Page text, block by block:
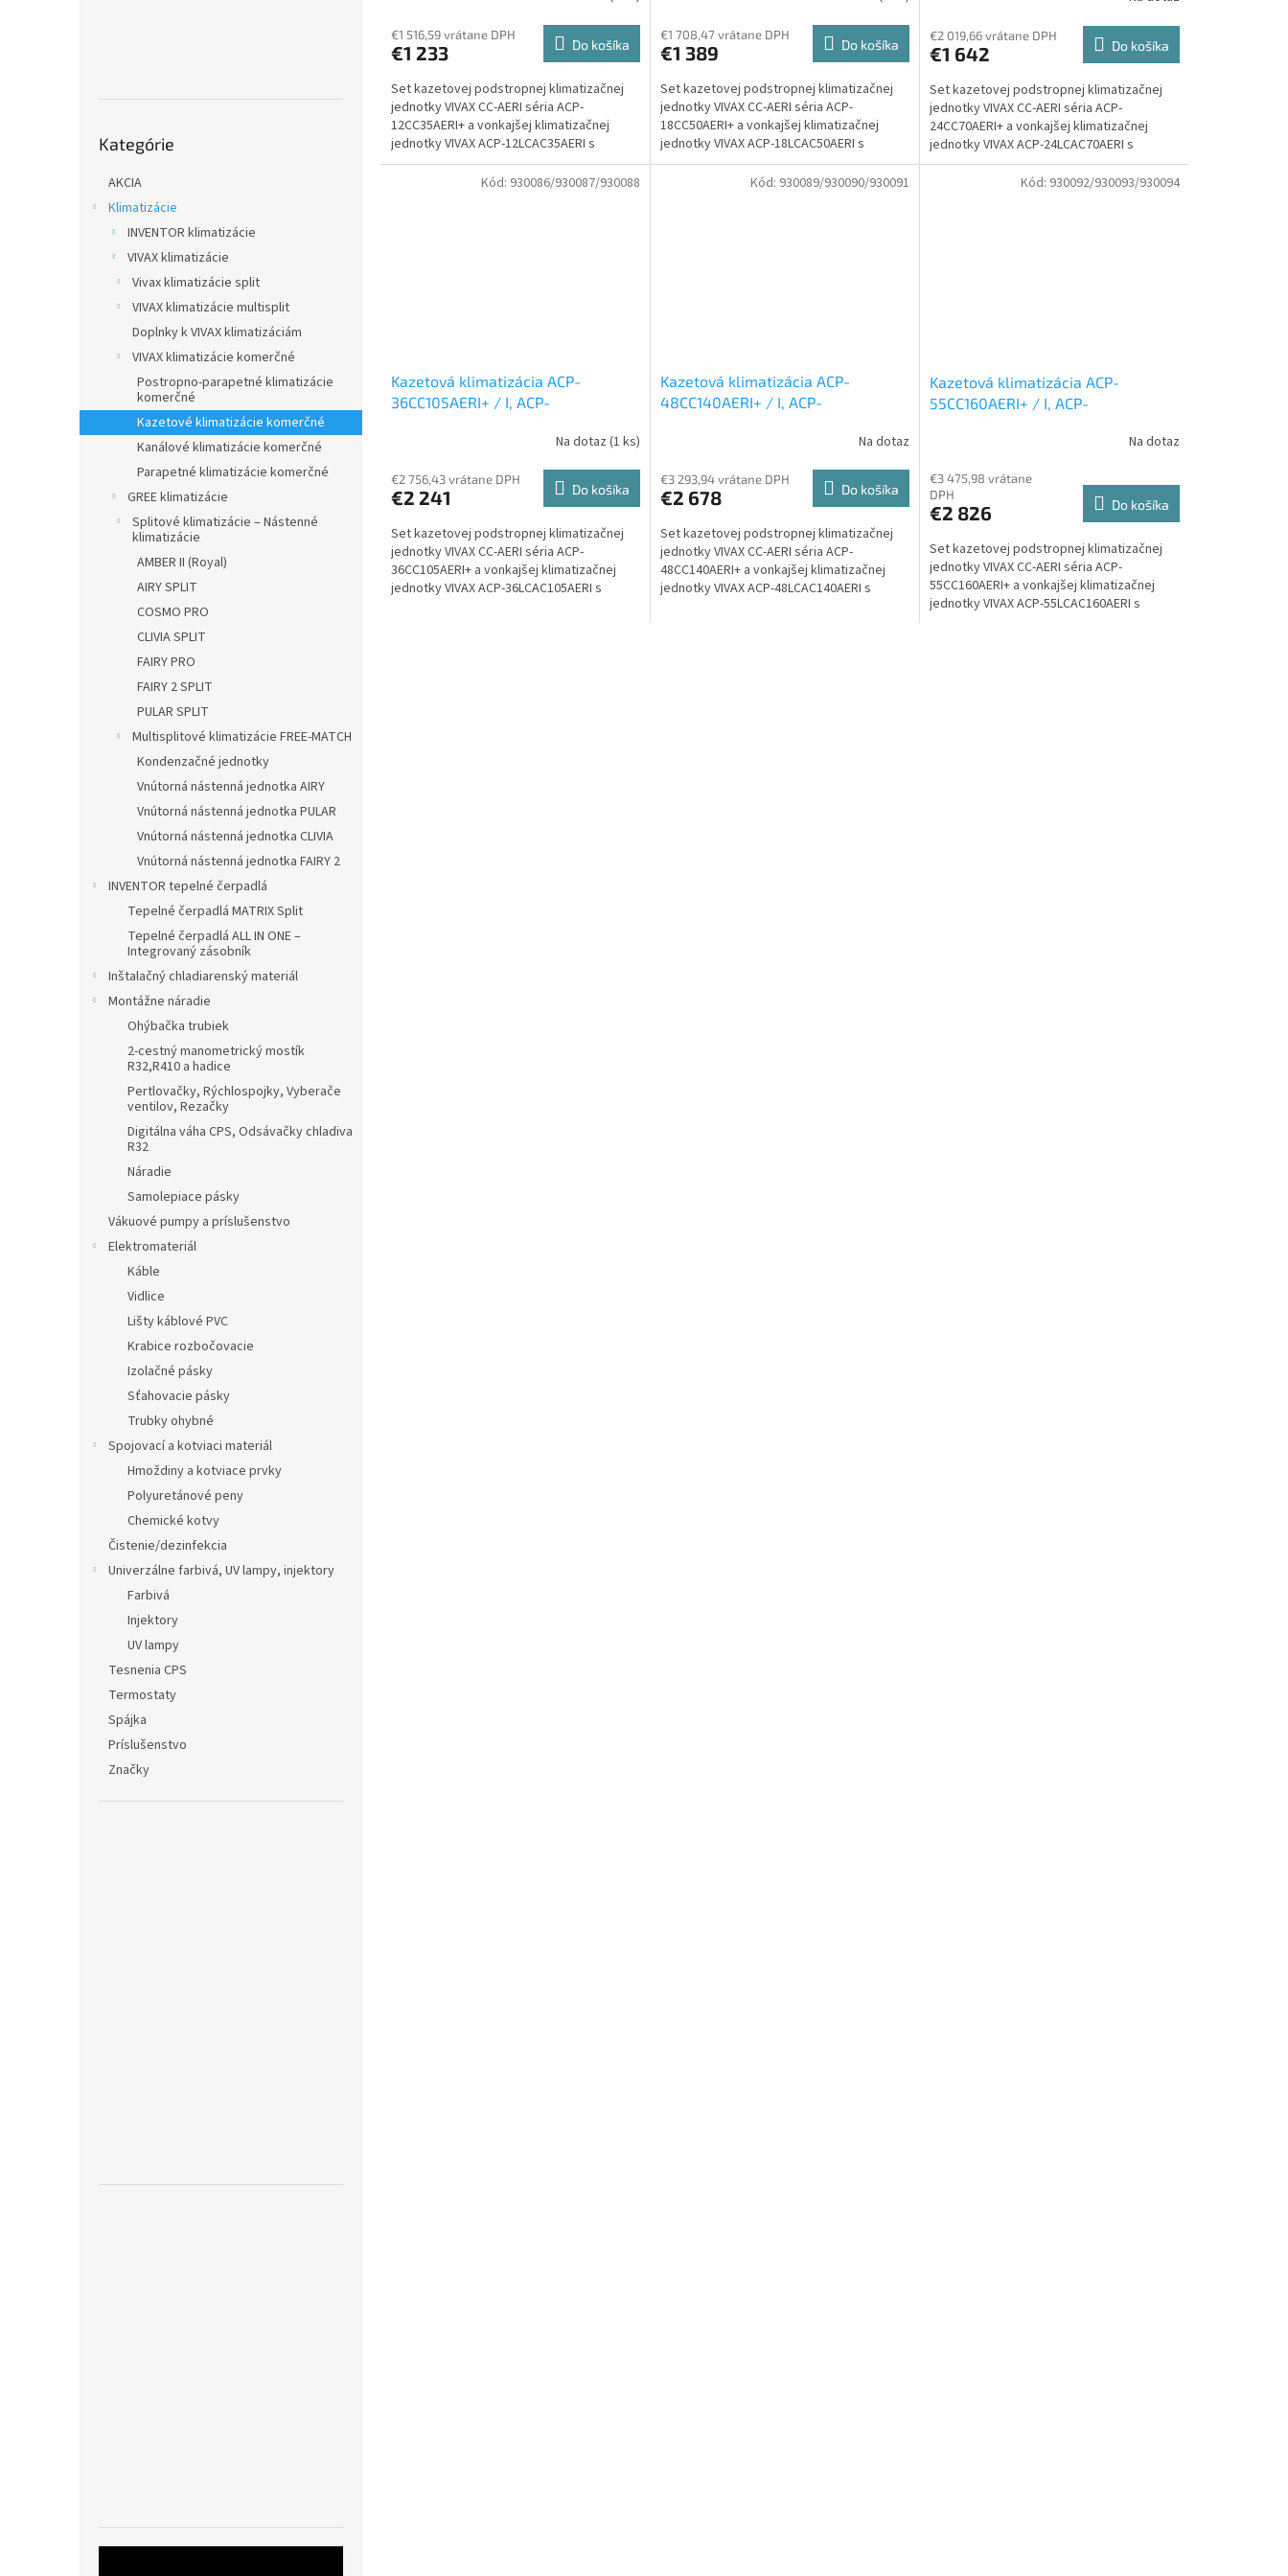
kategórie
Kategórie
AKCIA
Klimatizácie
INVENTOR klimatizácie
VIVAX klimatizácie
Vivax klimatizácie split
VIVAX klimatizácie multisplit
Doplnky k VIVAX klimatizáciám
VIVAX klimatizácie komerčné
Postropno-parapetné klimatizácie
komerčné
Kazetové klimatizácie komerčné
Kanálové klimatizácie komerčné
Parapetné klimatizácie komerčné
GREE klimatizácie
Splitové klimatizácie – Nástenné
klimatizácie
AMBER II (Royal)
AIRY SPLIT
COSMO PRO
CLIVIA SPLIT
FAIRY PRO
FAIRY 2 SPLIT
PULAR SPLIT
Multisplitové klimatizácie FREE-MATCH
Kondenzačné jednotky
Vnútorná nástenná jednotka AIRY
Vnútorná nástenná jednotka PULAR
Vnútorná nástenná jednotka CLIVIA
Vnútorná nástenná jednotka FAIRY 2
INVENTOR tepelné čerpadlá
Tepelné čerpadlá MATRIX Split
Tepelné čerpadlá ALL IN ONE –
Integrovaný zásobník
Inštalačný chladiarenský materiál
Montážne náradie
Ohýbačka trubiek
2-cestný manometrický mostík
R32,R410 a hadice
Pertlovačky, Rýchlospojky, Vyberače
ventilov, Rezačky
Digitálna váha CPS, Odsávačky chladiva
R32
Náradie
Samolepiace pásky
Vákuové pumpy a príslušenstvo
Elektromateriál
Káble
Vidlice
Lišty káblové PVC
Krabice rozbočovacie
Izolačné pásky
Sťahovacie pásky
Trubky ohybné
Spojovací a kotviaci materiál
Hmoždiny a kotviace prvky
Polyuretánové peny
Chemické kotvy
Čistenie/dezinfekcia
Univerzálne farbivá, UV lampy, injektory
Farbivá
Injektory
UV lampy
Tesnenia CPS
Termostaty
Spájka
Príslušenstvo
Značky
€1 516,59 vrátane DPH
€1 233 Do košíka
Set kazetovej podstropnej klimatizačnej
jednotky VIVAX CC-AERI séria ACP-
12CC35AERI+ a vonkajšej klimatizačnej
jednotky VIVAX ACP-12LCAC35AERI s
výkonom 3,5 kW.
€1 708,47 vrátane DPH
€1 389 Do košíka
Set kazetovej podstropnej klimatizačnej
jednotky VIVAX CC-AERI séria ACP-
18CC50AERI+ a vonkajšej klimatizačnej
jednotky VIVAX ACP-18LCAC50AERI s
výkonom 5 kW.
€2 019,66 vrátane DPH
€1 642 Do košíka
Set kazetovej podstropnej klimatizačnej
jednotky VIVAX CC-AERI séria ACP-
24CC70AERI+ a vonkajšej klimatizačnej
jednotky VIVAX ACP-24LCAC70AERI s
výkonom 7 kW.
Kazetová klimatizácia ACP-
36CC105AERI+ / I, ACP-
Set vonkajšia aNa dotaz (1 ks)
€2 756,43 vrátane DPH
€2 241 Do košíka
Set kazetovej podstropnej klimatizačnej
jednotky VIVAX CC-AERI séria ACP-
36CC105AERI+ a vonkajšej klimatizačnej
jednotky VIVAX ACP-36LCAC105AERI s
Kód: 930086/930087/930088
Kazetová klimatizácia ACP-
48CC140AERI+ / I, ACP-
Set vonkajšia a vnútorná
Na dotaz
€3 293,94 vrátane DPH
€2 678 Do košíka
Set kazetovej podstropnej klimatizačnej
jednotky VIVAX CC-AERI séria ACP-
48CC140AERI+ a vonkajšej klimatizačnej
jednotky VIVAX ACP-48LCAC140AERI s
Kód: 930089/930090/930091
Kazetová klimatizácia ACP-
55CC160AERI+ / I, ACP-
Set vonkajšia a vnútorná
Na dotaz
€3 475,98 vrátane
DPH
€2 826 Do košíka
Set kazetovej podstropnej klimatizačnej
jednotky VIVAX CC-AERI séria ACP-
55CC160AERI+ a vonkajšej klimatizačnej
jednotky VIVAX ACP-55LCAC160AERI s
Kód: 930092/930093/930094